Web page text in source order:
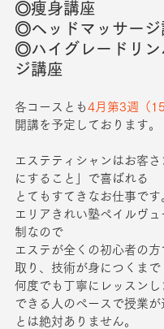
◎痩身講座
◎ヘッドマッサージ
◎ハイグレードリン
ジ講座
各コースとも 4月第3週（15
開講を予定しております。
エステティシャンはお客
にすること」で喜ばれる
とてもすてきなお仕事です
エリアきれい塾ペイルヴ
制なので
エステが全くの初心者の方
取り、技術が身につくまで
何度でも丁寧にレッスンし
できる人のペースで授業が
とは絶対ありません。